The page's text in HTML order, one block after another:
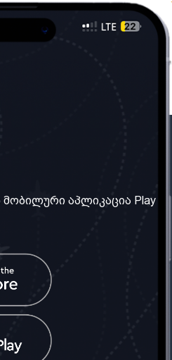
წესები და პირობები
კითხვები
სოციალური ქსელი
მობილური აპლიკაცია Play